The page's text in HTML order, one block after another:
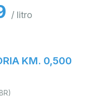
/ litro
KM. 0,500